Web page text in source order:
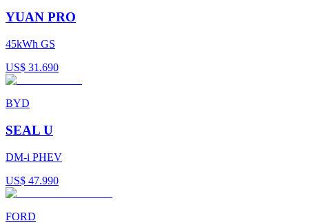
YUAN PRO
45kWh GS
US$ 31.690
BYD
SEAL U
DM-i PHEV
US$ 47.990
FORD